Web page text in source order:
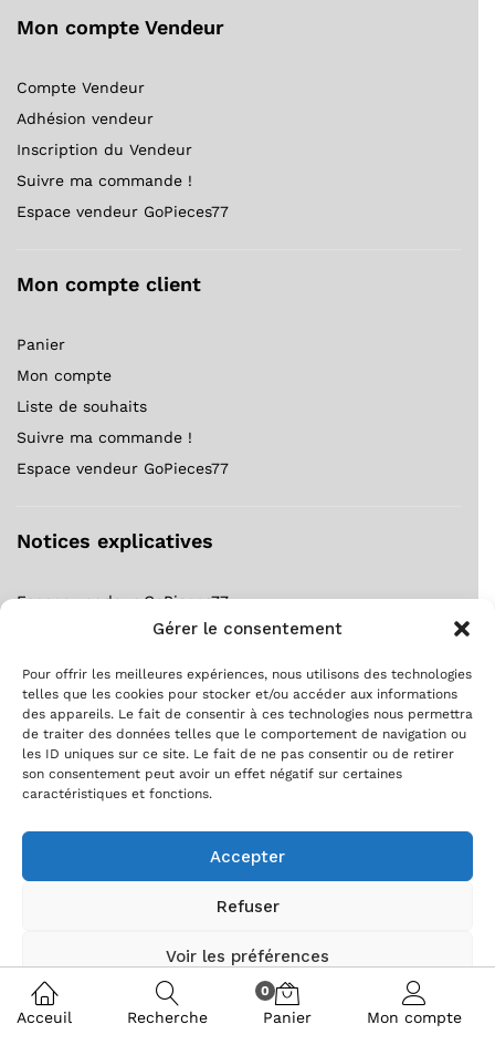
Gérer le consentement
Pour offrir les meilleures expériences, nous utilisons des technologies
telles que les cookies pour stocker et/ou accéder aux informations
des appareils. Le fait de consentir à ces technologies nous permettra
de traiter des données telles que le comportement de navigation ou
les ID uniques sur ce site. Le fait de ne pas consentir ou de retirer
son consentement peut avoir un effet négatif sur certaines
caractéristiques et fonctions.
Accepter
Refuser
Voir les préférences
Politique de cookies Politique de confidentialité
Mon compte Vendeur
Compte Vendeur
Adhésion vendeur
Inscription du Vendeur
Suivre ma commande !
Espace vendeur GoPieces77
Mon compte client
Panier
Mon compte
Liste de souhaits
Suivre ma commande !
Espace vendeur GoPieces77
Notices explicatives
Espace vendeur GoPieces77
Notice forfait gratuit ?
S’inscrire comme vendeur ?
Suivre ma commande !
Acceuil Recherche
0
Panier Mon compte